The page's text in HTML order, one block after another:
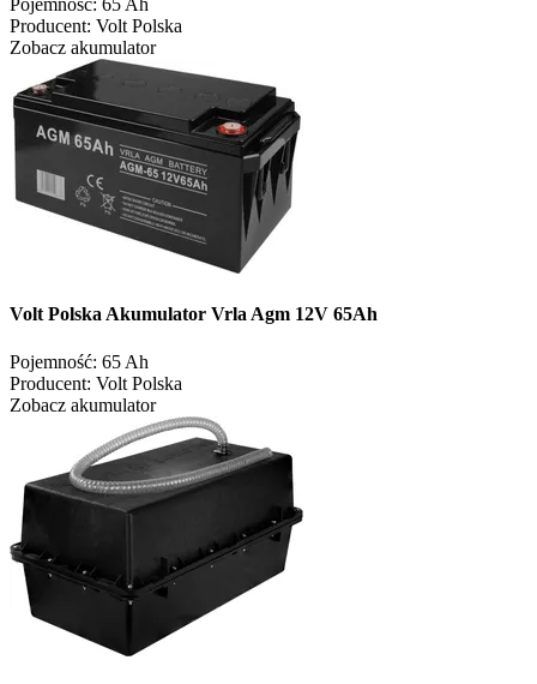
Pojemność: 65 Ah
Producent: Volt Polska
Zobacz akumulator
Volt Polska Akumulator Vrla Agm 12V 65Ah
Pojemność: 65 Ah
Producent: Volt Polska
Zobacz akumulator